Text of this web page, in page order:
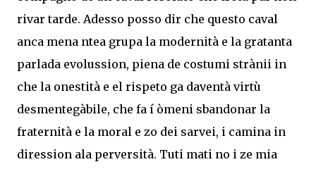
rivar tarde. Adesso posso dir che questo caval
anca mena ntea grupa la modernità e la gratanta
parlada evolussion, piena de costumi strànii in
che la onestità e el rispeto ga daventà virtù
desmentegàbile, che fa í òmeni sbandonar la
fraternità e la moral e zo dei sarvei, i camina in
diression ala perversità. Tuti mati no i ze mia